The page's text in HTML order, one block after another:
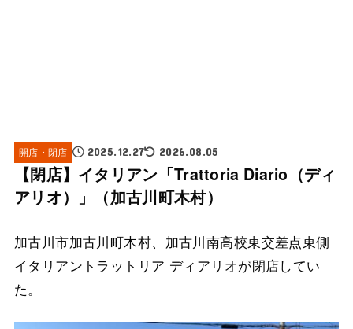
開店・閉店 2025.12.27 2026.08.05
【閉店】イタリアン「Trattoria Diario（ディ
アリオ）」（加古川町木村）
加古川市加古川町木村、加古川南高校東交差点東側
イタリアントラットリア ディアリオが閉店してい
た。